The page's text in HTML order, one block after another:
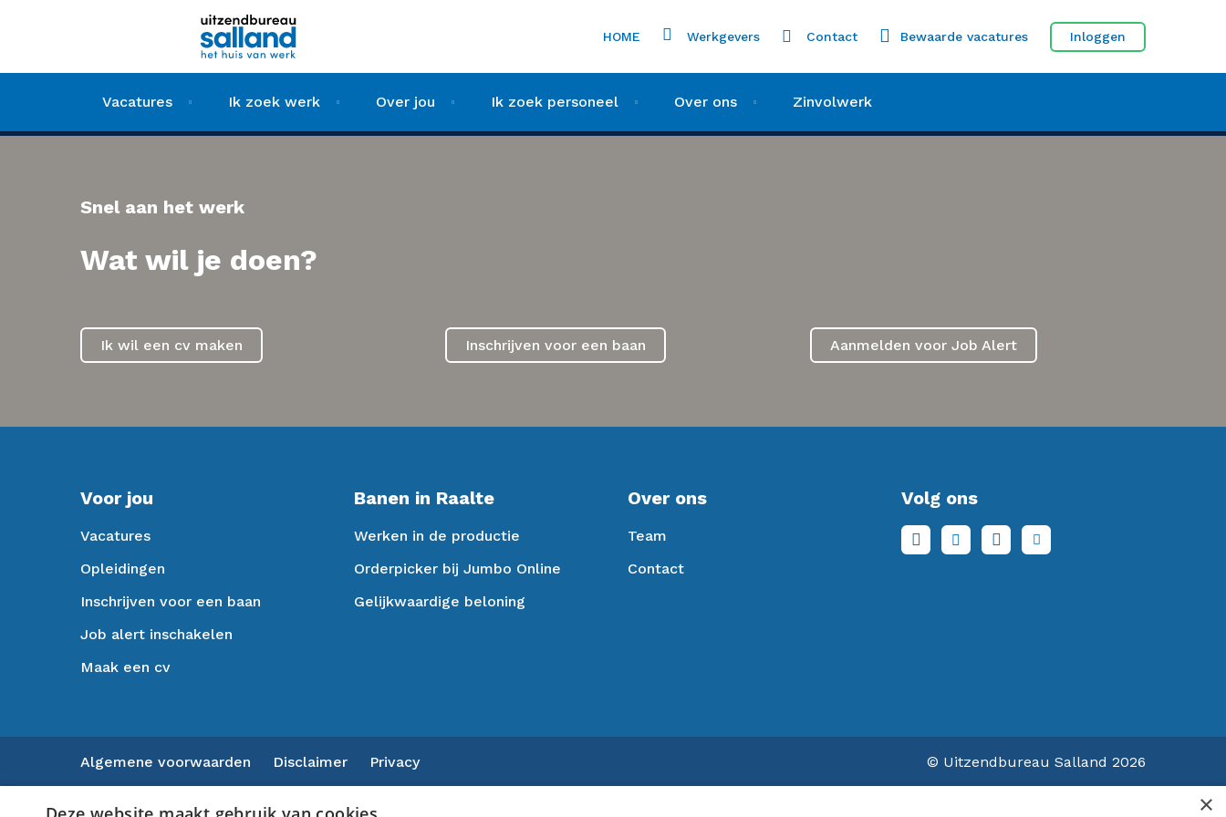
HOME Werkgevers Contact Bewaarde vacatures Inloggen
Vacatures Ik zoek werk Over jou Ik zoek personeel Over ons Zinvolwerk
Snel aan het werk
Wat wil je doen?
Ik wil een cv maken Inschrijven voor een baan Aanmelden voor Job Alert
Voor jou
Vacatures
Opleidingen
Inschrijven voor een baan
Job alert inschakelen
Maak een cv
Banen in Raalte
Werken in de productie
Orderpicker bij Jumbo Online
Gelijkwaardige beloning
Over ons
Team
Contact
Volg ons
Algemene voorwaarden Disclaimer Privacy © Uitzendbureau Salland 2026
×